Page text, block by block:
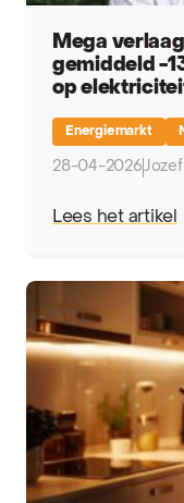
Mega
gemiddeld -
op
Energiemarkt
28-04-2026
Lees het artikel